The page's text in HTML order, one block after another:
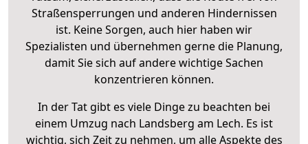
Straßensperrungen und anderen Hindernissen
ist. Keine Sorgen, auch hier haben wir
Spezialisten und übernehmen gerne die Planung,
damit Sie sich auf andere wichtige Sachen
konzentrieren können.
In der Tat gibt es viele Dinge zu beachten bei
einem Umzug nach Landsberg am Lech. Es ist
wichtig, sich Zeit zu nehmen, um alle Aspekte des